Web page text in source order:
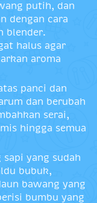
putih, dan
dengan cara
blender.
halus agar
aroma
panci dan
dan berubah
serai,
hingga semua
yang sudah
bubuk,
bawang yang
bumbu yang